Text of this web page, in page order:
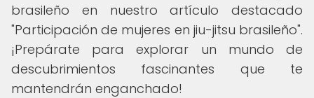
brasileño en nuestro artículo destacado
"Participación de mujeres en jiu-jitsu brasileño".
¡Prepárate para explorar un mundo de
descubrimientos fascinantes que te
mantendrán enganchado!